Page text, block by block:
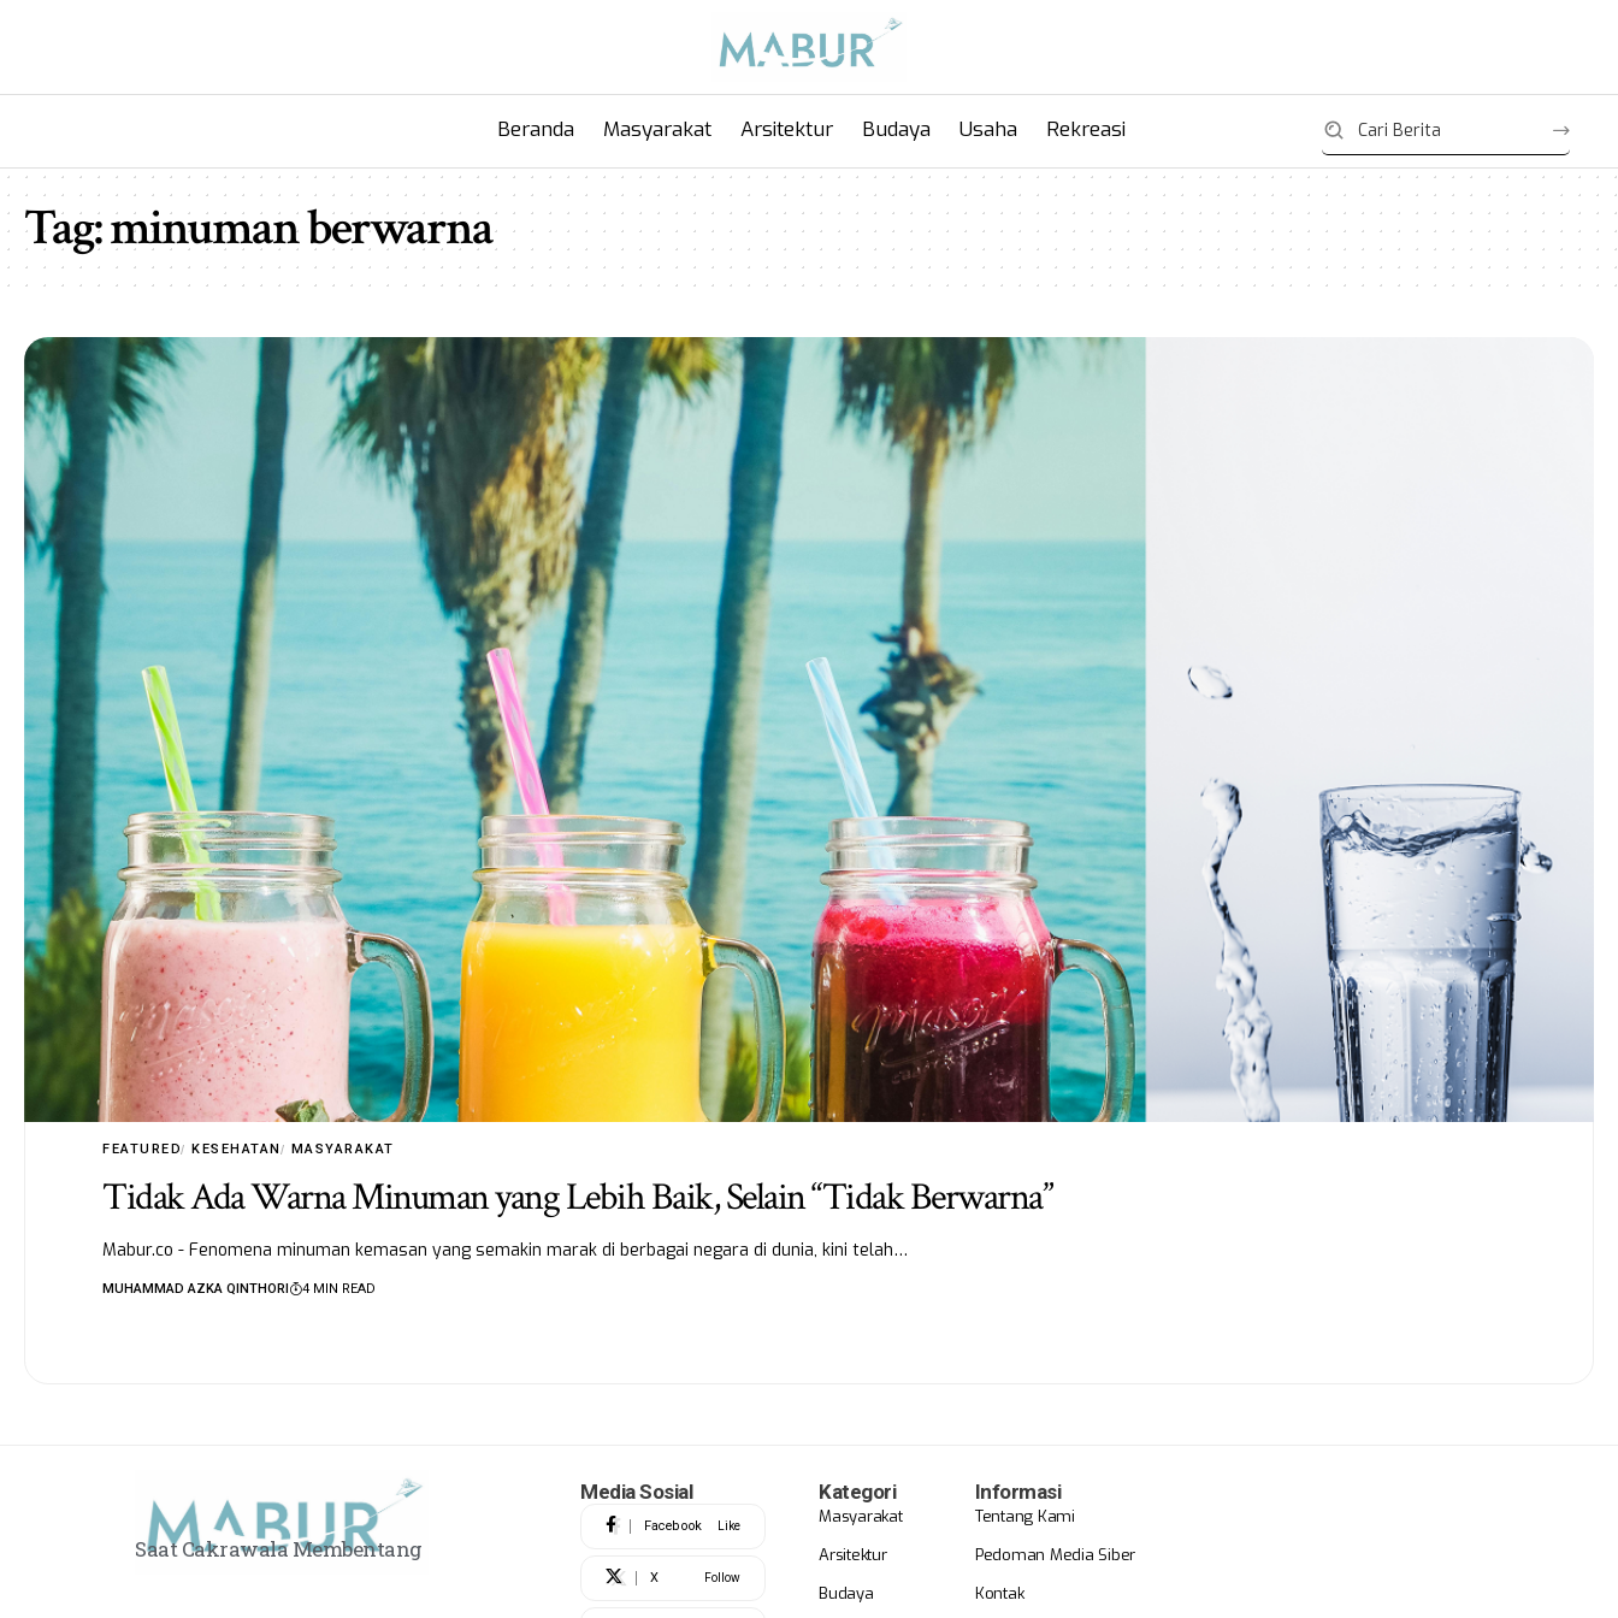
Beranda Masyarakat Arsitektur Budaya Usaha Rekreasi
Tag:minuman berwarna
FEATURED KESEHATAN MASYARAKAT
Tidak Ada Warna Minuman yang Lebih Baik, Selain “Tidak Berwarna”
Mabur.co - Fenomena minuman kemasan yang semakin marak di berbagai negara di dunia, kini telah…
MUHAMMAD AZKA QINTHORI 4 MIN READ
Saat Cakrawala Membentang
Media Sosial
Facebook Like
X Follow
Kategori
Masyarakat
Arsitektur
Budaya
Informasi
Tentang Kami
Pedoman Media Siber
Kontak